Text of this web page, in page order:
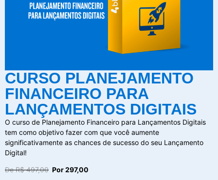
CURSO PLANEJAMENTO
FINANCEIRO PARA
LANÇAMENTOS DIGITAIS
O curso de Planejamento Financeiro para Lançamentos Digitais
tem como objetivo fazer com que você aumente
significativamente as chances de sucesso do seu Lançamento
Digital!
De R$ 497,00 Por 297,00